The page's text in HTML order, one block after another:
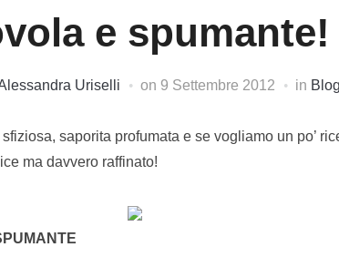
e spumante!
Uriselli on 9 Settembre 2012 in Blog
saporita profumata e se vogliamo un po’
ma davvero raffinato!